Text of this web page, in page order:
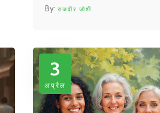
राजवीर जोशी
3
अप्रैल